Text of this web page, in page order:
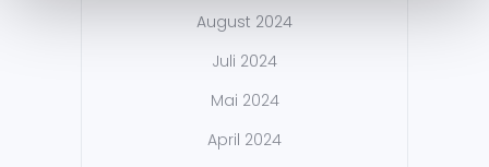
August 2024
Juli 2024
Mai 2024
April 2024